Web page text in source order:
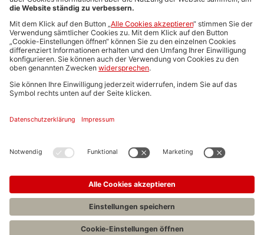
Newsletteranmeldung
Produktübersicht
ALLGEMEIN
FAQs
Impressum
Stellenangebote C.H.BECK